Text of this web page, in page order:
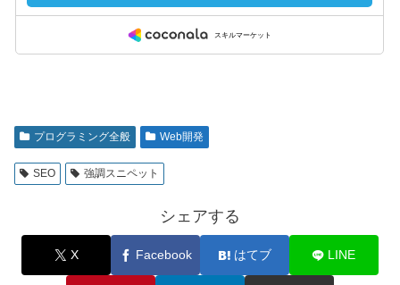
プログラミング全般 Web開発
SEO 強調スニペット
シェアする
X Facebook はてブ LINE